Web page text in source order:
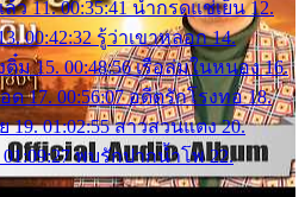
ว 11. 00:35:41 น้ำกรดแช่เย็น 12.
00:42:32 รู้ว่าเขาหลอก 14.
ม 15. 00:48:56 เรือล่มในหนอง 16.
ด 17. 00:56:07 อดีตรักโรงทอ 18.
19. 01:02:55 สาวสวนแตง 20.
พบรักปากน้ำโพ 22.